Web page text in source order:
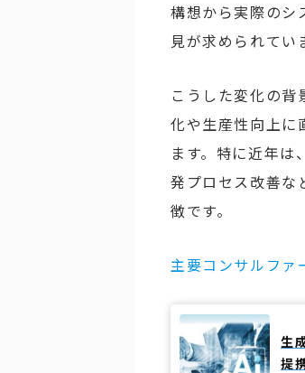
構想から実際のシ
見が求められてい
こうした変化の
化や生産性向上に
ます。特に近年
発プロセス改善な
徴です。
主要コンサルファ
生
提